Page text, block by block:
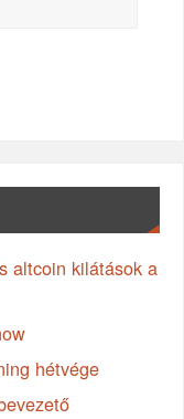
altcoin kilátások a
hétvége